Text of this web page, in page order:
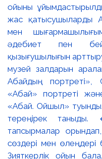
ойыны
жас қатысушыларды
мен
әдебиет пен
қызығушылығын
музей залдарын
Абайдың портреті»,
«Абай» портреті
«Абай. Ойшыл»
тереңірек таныды.
тапсырмалар
сөздері мен өлеңдері
Зияткерлік ойын